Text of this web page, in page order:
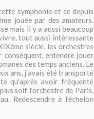
symphonie et ce depuis
jouée par des amateurs.
mais il y a aussi beaucoup
tout aussi intéressante
siècle, les orchestres
conséquent, entendre jouer
des temps anciens. Le
ans, j'avais été transporté
qu'après avoir fréquenté
soif l'orchestre de Paris,
Redescendre à l'échelon